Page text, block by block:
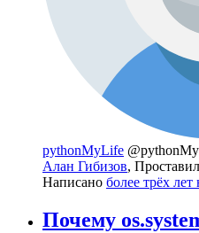
pythonMyLife
Алан Гибизов,
Написано более трёх лет
Почему